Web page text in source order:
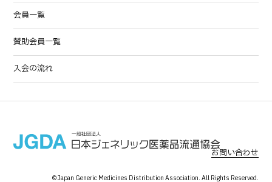
会員一覧
賛助会員一覧
入会の流れ
お問い合わせ
© Japan Generic Medicines Distribution Association. All Rights Reserved.